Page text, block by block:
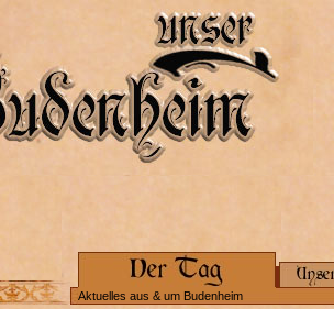
Aktuelles aus & um Budenheim